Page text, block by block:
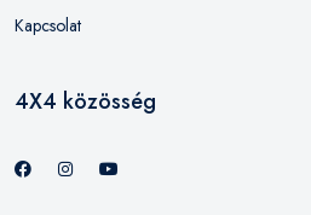
Kapcsolat
4X4 közösség